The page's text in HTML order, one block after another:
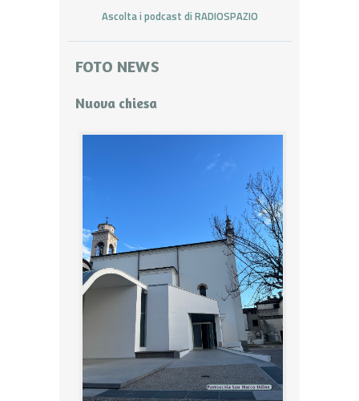
Ascolta i podcast di RADIOSPAZIO
FOTO NEWS
Nuova chiesa